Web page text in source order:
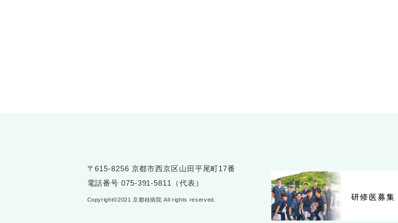
〒615-8256 京都市西京区山田平尾町17番
電話番号 075-391-5811（代表）
Copyright©2021 京都桂病院 All rights reserved.